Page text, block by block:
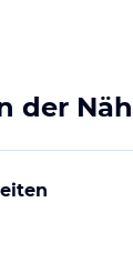
der